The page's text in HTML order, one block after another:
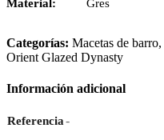
Material: Gres
Categorías: Macetas de barro,
Orient Glazed Dynasty
Información adicional
Referencia-